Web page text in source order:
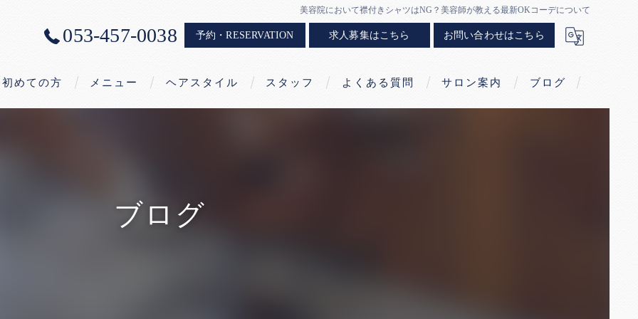
美容院において襟付きシャツはNG？美容師が教える最新OKコーデについて
053-457-0038 予約・RESERVATION 求人募集はこちら お問い合わせはこちら
初めての方
こだわりの水
メニュー
オリジナルヘッドスパ
オリジナルコスメ
ヘアスタイル スタッフ よくある質問 サロン案内
求人募集
ブログ
ブログ